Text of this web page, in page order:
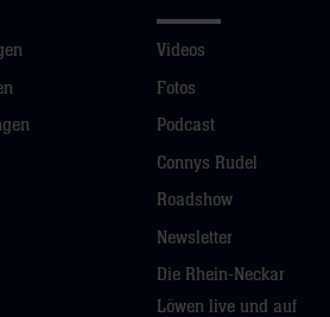
Videos
Fotos
Podcast
Connys Rudel
Roadshow
Newsletter
Die Rhein-Neckar
Löwen live und auf